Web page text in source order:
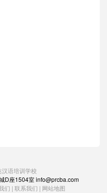
汉语培训学校
D座1504室 info@prcba.com
们 | 联系我们 | 网站地图